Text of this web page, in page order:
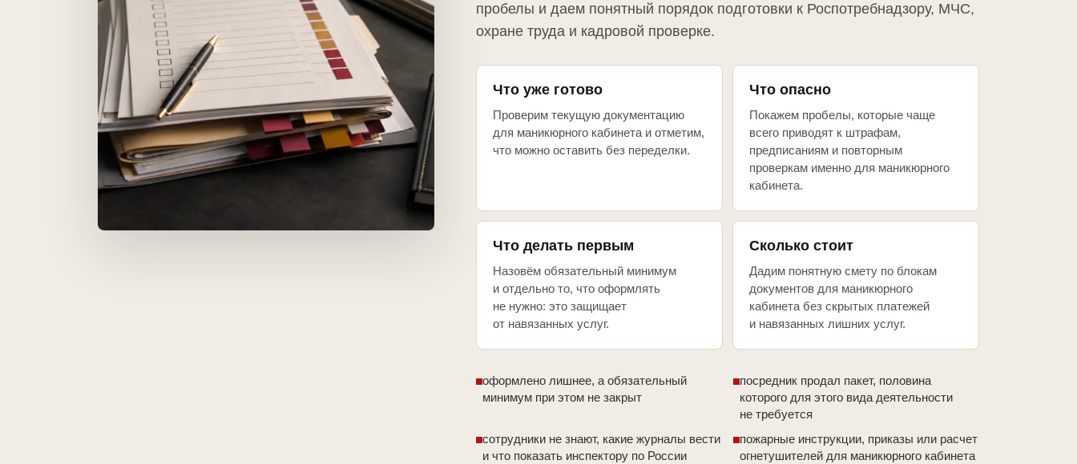
пробелы и даем понятный порядок подготовки к Роспотребнадзору, МЧС,
охране труда и кадровой проверке.
Что уже готово
Проверим текущую документацию
для маникюрного кабинета и отметим,
что можно оставить без переделки.
Что опасно
Покажем пробелы, которые чаще
всего приводят к штрафам,
предписаниям и повторным
проверкам именно для маникюрного
кабинета.
Что делать первым
Назовём обязательный минимум
и отдельно то, что оформлять
не нужно: это защищает
от навязанных услуг.
Сколько стоит
Дадим понятную смету по блокам
документов для маникюрного
кабинета без скрытых платежей
и навязанных лишних услуг.
оформлено лишнее, а обязательный
минимум при этом не закрыт
посредник продал пакет, половина
которого для этого вида деятельности
не требуется
сотрудники не знают, какие журналы вести
и что показать инспектору по России
пожарные инструкции, приказы или расчет
огнетушителей для маникюрного кабинета